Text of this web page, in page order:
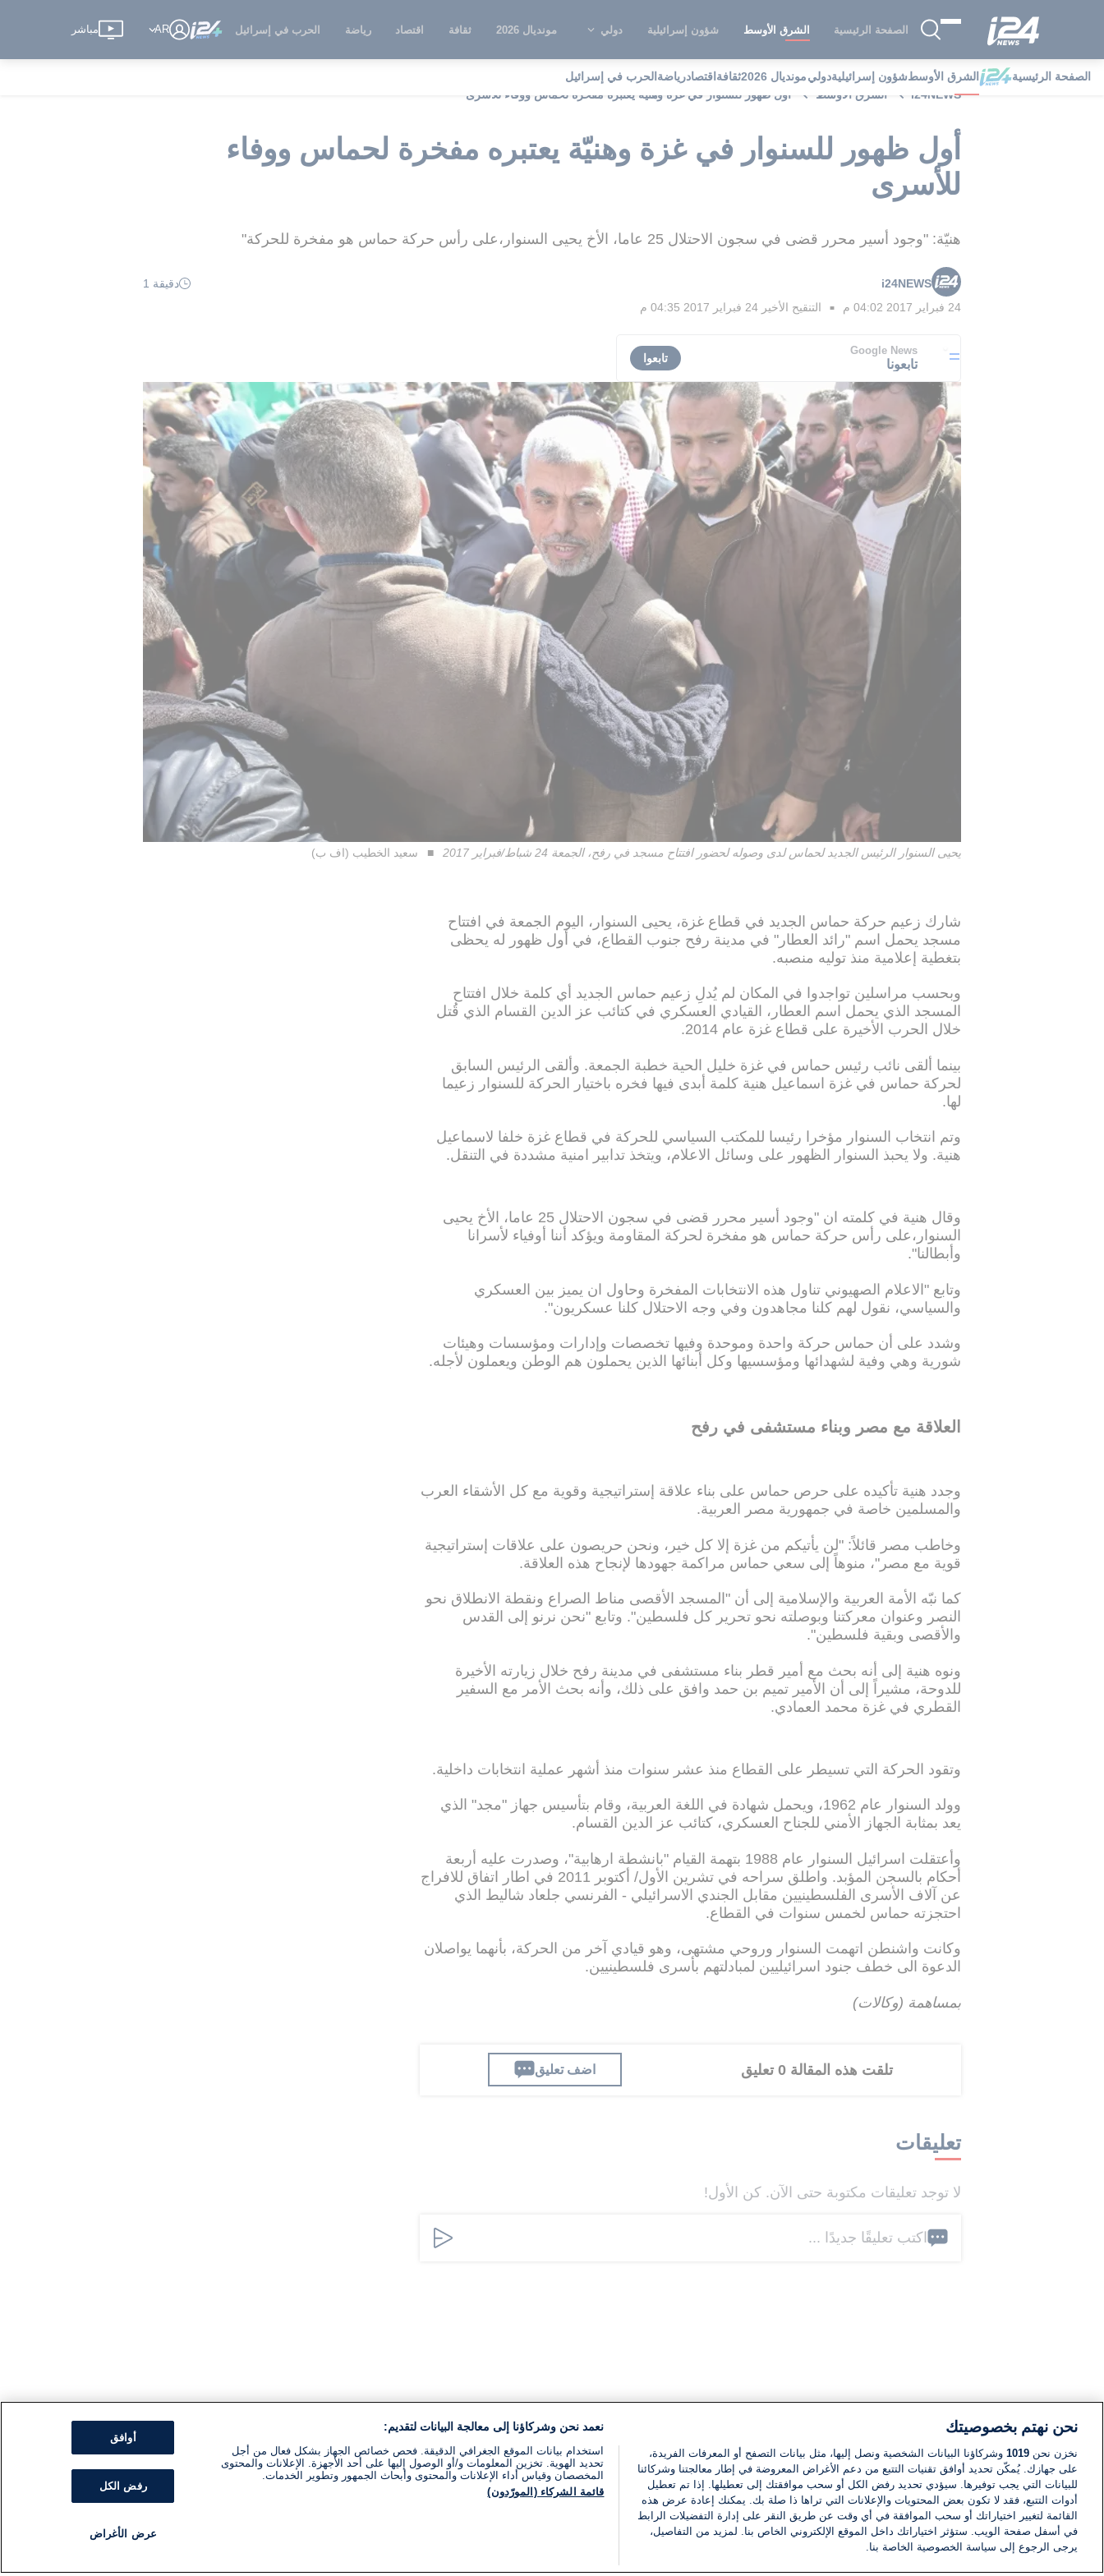
الصفحة الرئيسية الشرق الأوسط شؤون إسرائيلية دولي مونديال 2026 ثقافة اقتصاد رياضة الحرب في إسرائيل AR مباشر
الصفحة الرئيسية الشرق الأوسطشؤون إسرائيليةدوليمونديال 2026 ثقافة اقتصادرياضة الحرب في إسرائيل
i24NEWS
الشرق الأوسط أول ظهور للسنوار في غزة وهنيّة يعتبره مفخرة لحماس ووفاء للأسرى
أول ظهور للسنوار في غزة وهنيّة يعتبره مفخرة لحماس ووفاء
للأسرى
هنيّة: "وجود أسير محرر قضى في سجون الاحتلال 25 عاما، الأخ يحيى السنوار،على رأس حركة حماس هو مفخرة للحركة"
i24NEWS
دقيقة 1
24 فبراير 2017 04:02 م
■ التنقيح الأخير 24 فبراير 2017 04:35 م
Google News
تابعونا تابعوا
يحيى السنوار الرئيس الجديد لحماس لدى وصوله لحضور افتتاح مسجد في رفح، الجمعة 24 شباط/فبراير 2017 سعيد الخطيب (اف ب)
شارك زعيم حركة حماس الجديد في قطاع غزة، يحيى السنوار، اليوم الجمعة في افتتاح
مسجد يحمل اسم "رائد العطار" في مدينة رفح جنوب القطاع، في أول ظهور له يحظى
بتغطية إعلامية منذ توليه منصبه.
وبحسب مراسلين تواجدوا في المكان لم يُدلِ زعيم حماس الجديد أي كلمة خلال افتتاح
المسجد الذي يحمل اسم العطار، القيادي العسكري في كتائب عز الدين القسام الذي قُتل
خلال الحرب الأخيرة على قطاع غزة عام 2014.
بينما ألقى نائب رئيس حماس في غزة خليل الحية خطبة الجمعة. وألقى الرئيس السابق
لحركة حماس في غزة اسماعيل هنية كلمة أبدى فيها فخره باختيار الحركة للسنوار زعيما
لها.
وتم انتخاب السنوار مؤخرا رئيسا للمكتب السياسي للحركة في قطاع غزة خلفا لاسماعيل
هنية. ولا يحبذ السنوار الظهور على وسائل الاعلام، ويتخذ تدابير امنية مشددة في التنقل.
وقال هنية في كلمته ان "وجود أسير محرر قضى في سجون الاحتلال 25 عاما، الأخ يحيى
السنوار،على رأس حركة حماس هو مفخرة لحركة المقاومة ويؤكد أننا أوفياء لأسرانا
وأبطالنا".
وتابع "الاعلام الصهيوني تناول هذه الانتخابات المفخرة وحاول ان يميز بين العسكري
والسياسي، نقول لهم كلنا مجاهدون وفي وجه الاحتلال كلنا عسكريون".
وشدد على أن حماس حركة واحدة وموحدة وفيها تخصصات وإدارات ومؤسسات وهيئات
شورية وهي وفية لشهدائها ومؤسسيها وكل أبنائها الذين يحملون هم الوطن ويعملون لأجله.
العلاقة مع مصر وبناء مستشفى في رفح
وجدد هنية تأكيده على حرص حماس على بناء علاقة إستراتيجية وقوية مع كل الأشقاء العرب
والمسلمين خاصة في جمهورية مصر العربية.
وخاطب مصر قائلاً: "لن يأتيكم من غزة إلا كل خير، ونحن حريصون على علاقات إستراتيجية
قوية مع مصر"، منوهاً إلى سعي حماس مراكمة جهودها لإنجاح هذه العلاقة.
كما نبّه الأمة العربية والإسلامية إلى أن "المسجد الأقصى مناط الصراع ونقطة الانطلاق نحو
النصر وعنوان معركتنا وبوصلته نحو تحرير كل فلسطين". وتابع "نحن نرنو إلى القدس
والأقصى وبقية فلسطين".
ونوه هنية إلى أنه بحث مع أمير قطر بناء مستشفى في مدينة رفح خلال زيارته الأخيرة
للدوحة، مشيراً إلى أن الأمير تميم بن حمد وافق على ذلك، وأنه بحث الأمر مع السفير
القطري في غزة محمد العمادي.
وتقود الحركة التي تسيطر على القطاع منذ عشر سنوات منذ أشهر عملية انتخابات داخلية.
وولد السنوار عام 1962، ويحمل شهادة في اللغة العربية، وقام بتأسيس جهاز "مجد" الذي
يعد بمثابة الجهاز الأمني للجناح العسكري، كتائب عز الدين القسام.
وأعتقلت اسرائيل السنوار عام 1988 بتهمة القيام "بانشطة ارهابية"، وصدرت عليه أربعة
أحكام بالسجن المؤبد. واطلق سراحه في تشرين الأول/ أكتوبر 2011 في اطار اتفاق للافراج
عن آلاف الأسرى الفلسطينيين مقابل الجندي الاسرائيلي - الفرنسي جلعاد شاليط الذي
احتجزته حماس لخمس سنوات في القطاع.
وكانت واشنطن اتهمت السنوار وروحي مشتهى، وهو قيادي آخر من الحركة، بأنهما يواصلان
الدعوة الى خطف جنود اسرائيليين لمبادلتهم بأسرى فلسطينيين.
بمساهمة (وكالات)
تلقت هذه المقالة 0 تعليق اضف تعليق
تعليقات
لا توجد تعليقات مكتوبة حتى الآن. كن الأول!
اكتب تعليقًا جديدًا ...
نحن نهتم بخصوصيتك
نخزن نحن 1019 وشركاؤنا البيانات الشخصية ونصل إليها، مثل بيانات التصفح أو المعرفات الفريدة،
على جهازك. يُمكّن تحديد أوافق تقنيات التتبع من دعم الأغراض المعروضة في إطار معالجتنا وشركائنا
للبيانات التي يجب توفيرها. سيؤدي تحديد رفض الكل أو سحب موافقتك إلى تعطيلها. إذا تم تعطيل
أدوات التتبع، فقد لا تكون بعض المحتويات والإعلانات التي تراها ذا صلة بك. يمكنك إعادة عرض هذه
القائمة لتغيير اختياراتك أو سحب الموافقة في أي وقت عن طريق النقر على إدارة التفضيلات الرابط
في أسفل صفحة الويب. ستؤثر اختياراتك داخل الموقع الإلكتروني الخاص بنا. لمزيد من التفاصيل،
يرجى الرجوع إلى سياسة الخصوصية الخاصة بنا.
نعمد نحن وشركاؤنا إلى معالجة البيانات لتقديم:
استخدام بيانات الموقع الجغرافي الدقيقة. فحص خصائص الجهاز بشكل فعال من أجل
تحديد الهوية. تخزين المعلومات و/أو الوصول إليها على أحد الأجهزة. الإعلانات والمحتوى
المخصصان وقياس أداء الإعلانات والمحتوى وأبحاث الجمهور وتطوير الخدمات.
قائمة الشركاء (المورّدون)
أوافق
رفض الكل
عرض الأغراض